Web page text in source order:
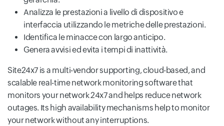
Analizza le prestazioni a livello di dispositivo e
interfaccia utilizzando le metriche delle prestazioni.
Identifica le minacce con largo anticipo.
Genera avvisi ed evita i tempi di inattività.
Site24x7 is a multi-vendor supporting, cloud-based, and
scalable real-time network monitoring software that
monitors your network 24x7 and helps reduce network
outages. Its high availability mechanisms help to monitor
your network without any interruptions.